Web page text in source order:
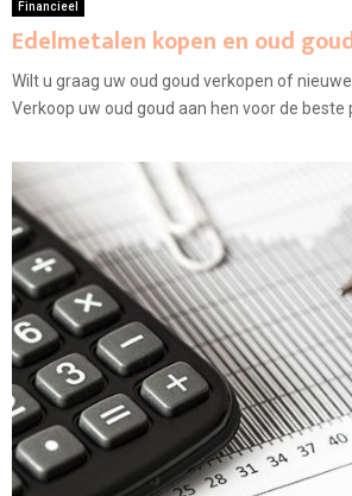
Financieel
Edelmetalen kopen en oud
Wilt u graag uw oud goud verkopen of
Verkoop uw oud goud aan hen voor de beste